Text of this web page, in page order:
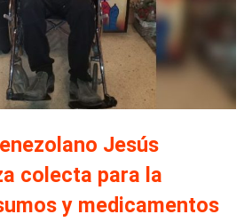
Jesús
colecta para la
y medicamentos